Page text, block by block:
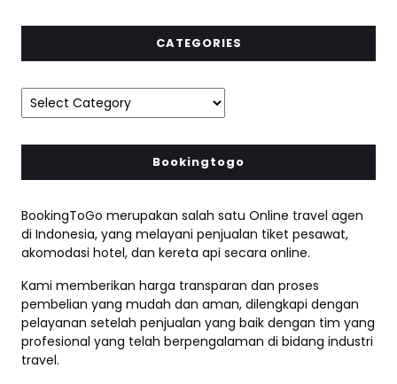
CATEGORIES
Bookingtogo
BookingToGo merupakan salah satu Online travel agen
di Indonesia, yang melayani penjualan tiket pesawat,
akomodasi hotel, dan kereta api secara online.
Kami memberikan harga transparan dan proses
pembelian yang mudah dan aman, dilengkapi dengan
pelayanan setelah penjualan yang baik dengan tim yang
profesional yang telah berpengalaman di bidang industri
travel.